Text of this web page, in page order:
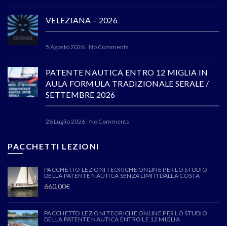
VELEZIANA – 2026
5 Agosto 2026 No Comments
PATENTE NAUTICA ENTRO 12 MIGLIA IN
AULA FORMULA TRADIZIONALE SERALE /
SETTEMBRE 2026
28 Luglio 2026 No Comments
PACCHETTI LEZIONI
PACCHETTO LEZIONI TEORICHE ONLINE PER LO STUDIO
DELLA PATENTE NAUTICA SENZA LIMITI DALLA COSTA
660,00€
PACCHETTO LEZIONI TEORICHE ONLINE PER LO STUDIO
DELLA PATENTE NAUTICA ENTRO LE 12 MIGLIA